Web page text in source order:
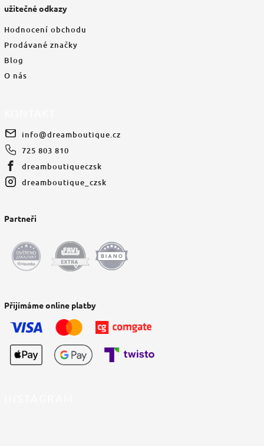
užitečné odkazy
Hodnocení obchodu
Prodávané značky
Blog
O nás
info@dreamboutique.cz
725 803 810
dreamboutiqueczsk
dreamboutique_czsk
Partneři
Přijímáme online platby